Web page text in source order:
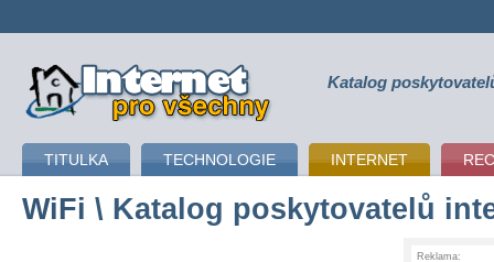
připojení k internetu Katalog
TITULKA TECHNOLOGIE INTERNET
WiFi \ Katalog poskytovatelů
Reklama: